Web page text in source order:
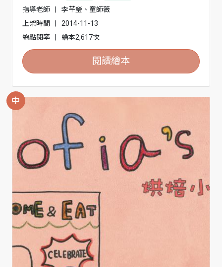
指導老師
|
李芊瑩、童師薇
上架時間
|
2014-11-13
總點閱率
| 繪本2,617次
閱讀繪本
中